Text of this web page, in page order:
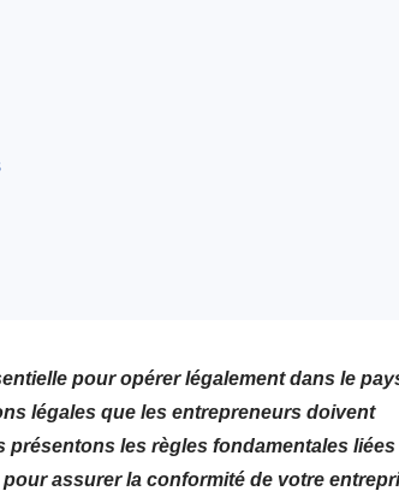
pour opérer légalement dans le
légales que les entrepreneurs doivent
les règles fondamentales liées
assurer la conformité de votre